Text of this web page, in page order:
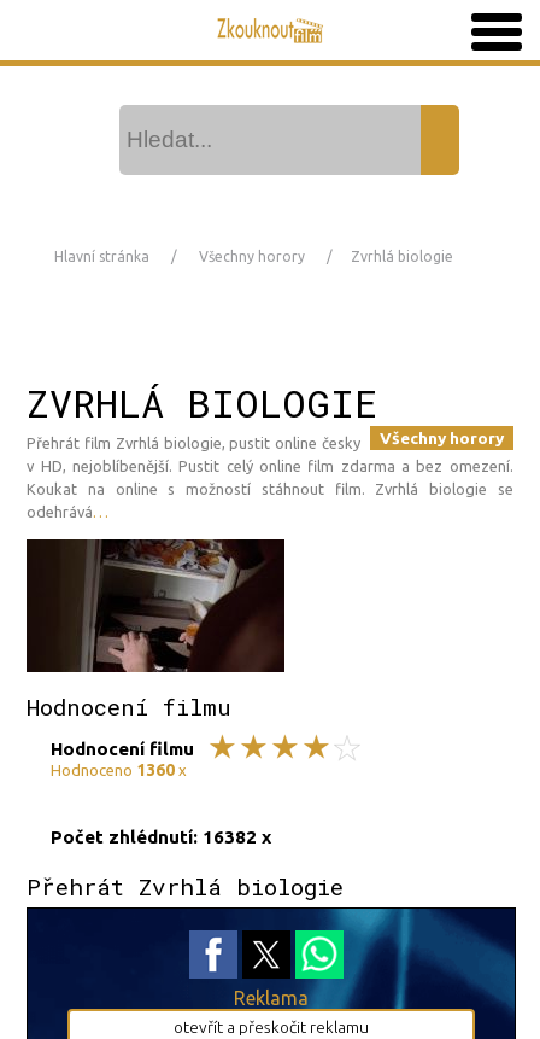
Hlavní stránka Všechny horory Zvrhlá biologie
ZVRHLÁ BIOLOGIE
Všechny horory
Přehrát film Zvrhlá biologie, pustit online česky
v HD, nejoblíbenější. Pustit celý online film zdarma a bez omezení.
Koukat na online s možností stáhnout film. Zvrhlá biologie se
odehrává
Hodnocení filmu
Hodnocení filmu
Hodnoceno 1360x
Počet zhlédnutí: 16382 x
Přehrát Zvrhlá biologie
Reklama
otevřít a přeskočit reklamu